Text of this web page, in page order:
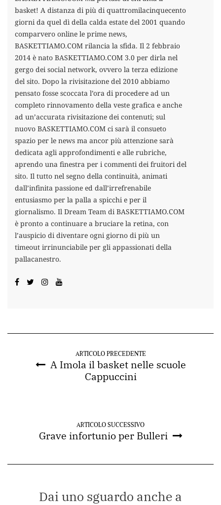
basket! A distanza di più di quattromilacinquecento
giorni da quel dì della calda estate del 2001 quando
comparvero online le prime news,
BASKETTIAMO.COM rilancia la sfida. Il 2 febbraio
2014 è nato BASKETTIAMO.COM 3.0 per dirla nel
gergo dei social network, ovvero la terza edizione
del sito. Dopo la rivisitazione del 2010 abbiamo
pensato fosse scoccata l’ora di procedere ad un
completo rinnovamento della veste grafica e anche
ad un’accurata rivisitazione dei contenuti; sul
nuovo BASKETTIAMO.COM ci sarà il consueto
spazio per le news ma ancor più attenzione sarà
dedicata agli approfondimenti e alle rubriche,
aprendo una finestra per i commenti dei fruitori del
sito. Il tutto nel segno della continuità, animati
dall’infinita passione ed dall’irrefrenabile
entusiasmo per la palla a spicchi e per il
giornalismo. Il Dream Team di BASKETTIAMO.COM
è pronto a continuare a bruciare la retina, con
l’auspicio di diventare ogni giorno di più un
timeout irrinunciabile per gli appassionati della
pallacanestro.
ARTICOLO PRECEDENTE
A Imola il basket nelle scuole
Cappuccini
ARTICOLO SUCCESSIVO
Grave infortunio per Bulleri
Dai uno sguardo anche a